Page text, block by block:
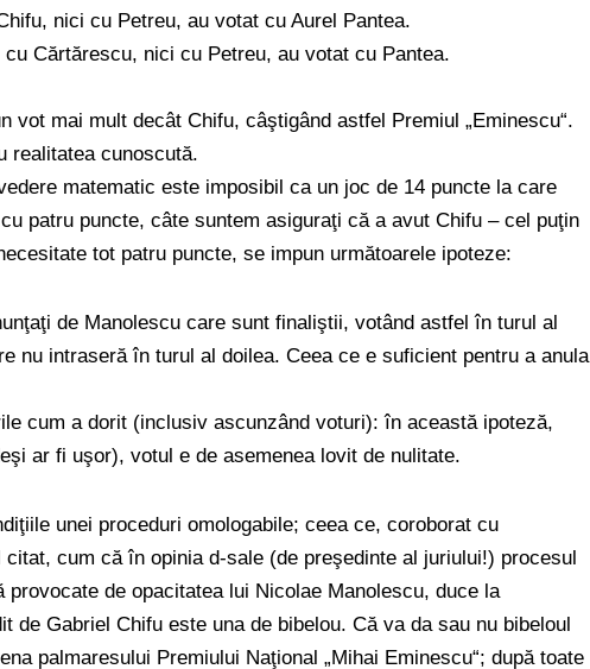
nici cu Petreu, au votat cu Aurel Pantea.
Cărtărescu, nici cu Petreu, au votat cu Pantea.
vot mai mult decât Chifu, câştigând astfel Premiul „Eminescu“.
realitatea cunoscută.
matematic este imposibil ca un joc de 14 puncte la care
patru puncte, câte suntem asiguraţi că a avut Chifu – cel puţin
tot patru puncte, se impun următoarele ipoteze:
de Manolescu care sunt finaliştii, votând astfel în turul al
nu intraseră în turul al doilea. Ceea ce e suficient pentru a anula
cum a dorit (inclusiv ascunzând voturi): în această ipoteză,
ar fi uşor), votul e de asemenea lovit de nulitate.
unei proceduri omologabile; ceea ce, coroborat cu
cum că în opinia d-sale (de preşedinte al juriului!) procesul
de opacitatea lui Nicolae Manolescu, duce la
de Gabriel Chifu este una de bibelou. Că va da sau nu bibeloul
palmaresului Premiului Naţional „Mihai Eminescu“; după toate